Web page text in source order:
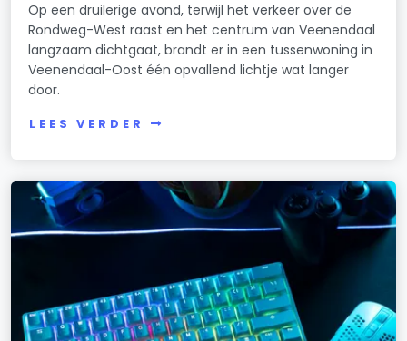
Op een druilerige avond, terwijl het verkeer over de
Rondweg-West raast en het centrum van Veenendaal
langzaam dichtgaat, brandt er in een tussenwoning in
Veenendaal-Oost één opvallend lichtje wat langer
door.
LEES VERDER